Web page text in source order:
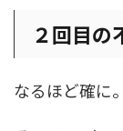
２回目の
なるほど確に